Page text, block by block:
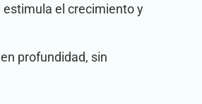
el crecimiento y
profundidad, sin